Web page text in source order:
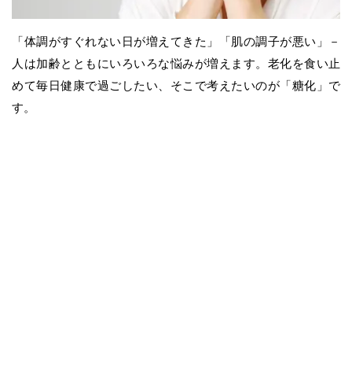
「体調がすぐれない日が増えてきた」「肌の調子が悪い」－
人は加齢とともにいろいろな悩みが増えます。老化を食い止
めて毎日健康で過ごしたい、そこで考えたいのが「糖化」で
す。